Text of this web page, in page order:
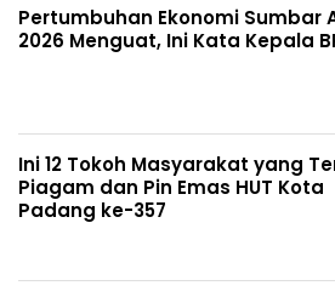
Pertumbuhan Ekonomi Sumbar
2026 Menguat, Ini Kata Kepala
Ini 12 Tokoh Masyarakat yang
Piagam dan Pin Emas HUT Kota
Padang ke-357